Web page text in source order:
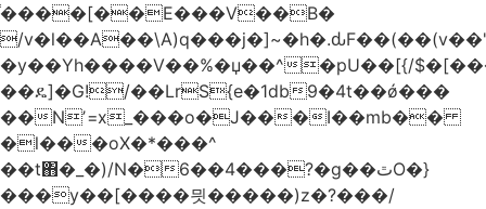
֫����[��E���V��B�
/
�y��Yh����V��%�џ��^�pU��[{/$�[�
��ዴ]�G!/��LrS{e�1db9�4t��ǿ���
��Nʼ=x_���o�J���I��mb��
�l���oX�*���^
��t΋�_�)/N�6��4���?�g��ٿO�}
���y��[����믯�����)z�?���/